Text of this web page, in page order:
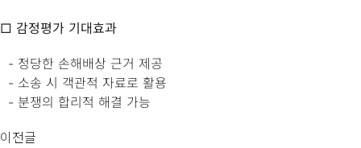
□ 감정평가 기대효과
- 정당한 손해배상 근거 제공
- 소송 시 객관적 자료로 활용
- 분쟁의 합리적 해결 가능
이전글